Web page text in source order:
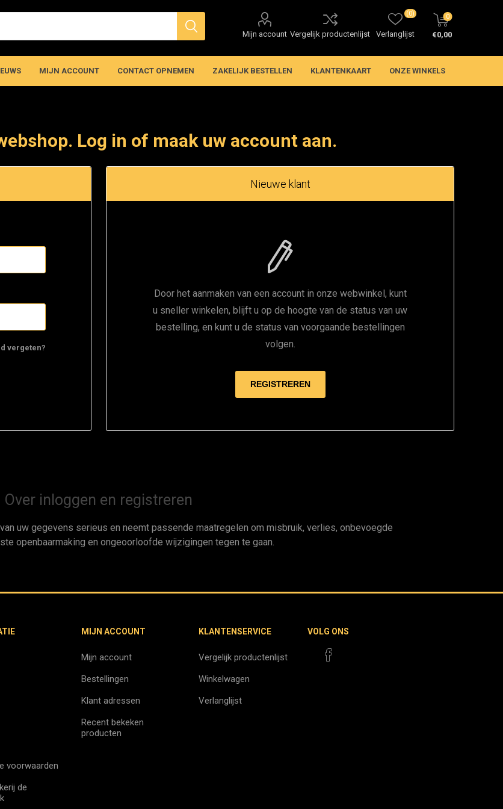
Mijn account Vergelijk productenlijst Verlanglijst
(0) 0
€0,00
MIJN ACCOUNT CONTACT OPNEMEN ZAKELIJK BESTELLEN KLANTENKAART ONZE WINKELS
Log in of maak uw account aan.
Nieuwe klant
Door het aanmaken van een account in onze webwinkel, kunt
u sneller winkelen, blijft u op de hoogte van de status van uw
bestelling, en kunt u de status van voorgaande bestellingen
volgen.
vergeten?
Over inloggen en registreren
uw gegevens serieus en neemt passende maatregelen om misbruik, verlies, onbevoegde
openbaarmaking en ongeoorloofde wijzigingen tegen te gaan.
voorwaarden
de
MIJN ACCOUNT
Mijn account
Bestellingen
Klant adressen
Recent bekeken
producten
KLANTENSERVICE
Vergelijk productenlijst
Winkelwagen
Verlanglijst
VOLG ONS